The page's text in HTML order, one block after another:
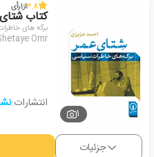
1
3.8از1رأی
کتاب
برگه های
Omr
انتشارات:
جزئیات